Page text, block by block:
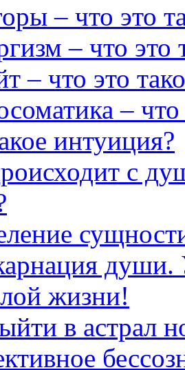
– что это
– что это
– что это
– что
интуиция?
с
жизни!
в астрал